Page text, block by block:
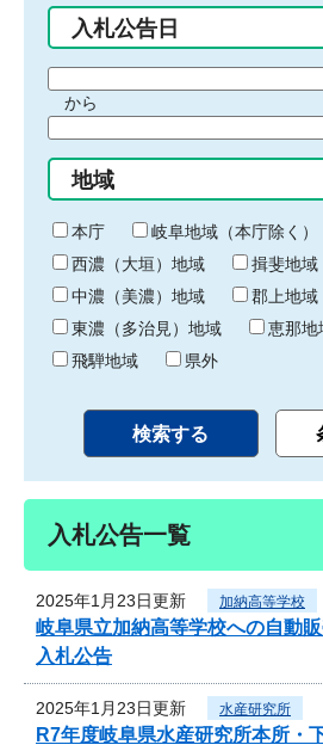
入札公告日
間
始
り
から
間
終
わ
り
地域
本庁
岐阜地域（本庁除く）
西濃（大垣）地域
揖斐地域
中濃（美濃）地域
郡上地域
東濃（多治見）地域
恵那地
飛騨地域
県外
入札公告一覧
2025年1月23日更新 加納高等学校
岐阜県立加納高等学校への自動
入札公告
2025年1月23日更新 水産研究所
R7年度岐阜県水産研究所本所・